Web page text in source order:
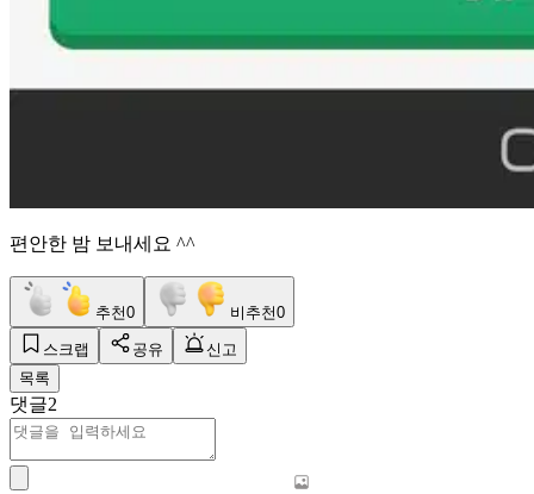
편안한 밤 보내세요 ^^
추천0 비추천0
스크랩 공유
신고
목록
댓글2